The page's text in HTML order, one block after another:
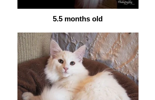
5.5 months old